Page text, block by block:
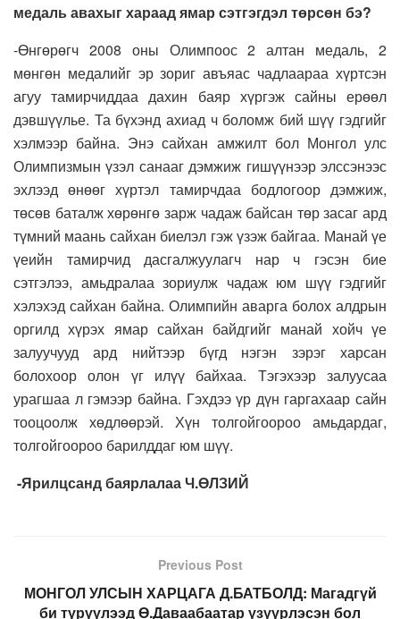
медаль авахыг хараад ямар сэтгэгдэл төрсөн бэ?
-Өнгөрөгч 2008 оны Олимпоос 2 алтан медаль, 2
мөнгөн медалийг эр зориг авъяас чадлаараа хүртсэн
агуу тамирчиддаа дахин баяр хүргэж сайны ерөөл
дэвшүүлье. Та бүхэнд ахиад ч боломж бий шүү гэдгийг
хэлмээр байна. Энэ сайхан амжилт бол Монгол улс
Олимпизмын үзэл санааг дэмжиж гишүүнээр элссэнээс
эхлээд өнөөг хүртэл тамирчдаа бодлогоор дэмжиж,
төсөв баталж хөрөнгө зарж чадаж байсан төр засаг ард
түмний маань сайхан биелэл гэж үзэж байгаа. Манай үе
үеийн тамирчид дасгалжуулагч нар ч гэсэн бие
сэтгэлээ, амьдралаа зориулж чадаж юм шүү гэдгийг
хэлэхэд сайхан байна. Олимпийн аварга болох алдрын
оргилд хүрэх ямар сайхан байдгийг манай хойч үе
залуучууд ард нийтээр бүгд нэгэн зэрэг харсан
болохоор олон үг илүү байхаа. Тэгэхээр залуусаа
урагшаа л гэмээр байна. Гэхдээ үр дүн гаргахаар сайн
тооцоолж хөдлөөрэй. Хүн толгойгоороо амьдардаг,
толгойгоороо барилддаг юм шүү.
-Ярилцсанд баярлалаа Ч.ӨЛЗИЙ
Previous Post
МОНГОЛ УЛСЫН ХАРЦАГА Д.БАТБОЛД: Магадгүй
би түрүүлээд Ө.Даваабаатар үзүүрлэсэн бол